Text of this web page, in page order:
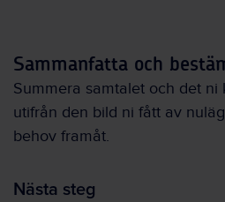
Sammanfatta och
Summera samtalet och det ni
utifrån den bild ni fått av
behov framåt.
Nästa steg